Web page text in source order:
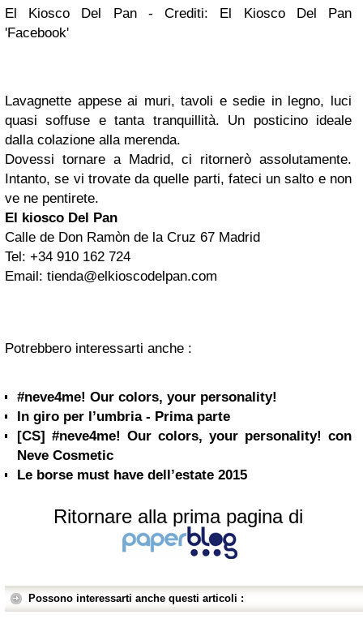
El Kiosco Del Pan - Crediti: El Kiosco Del Pan
'Facebook'
Lavagnette appese ai muri, tavoli e sedie in legno, luci
quasi soffuse e tanta tranquillità. Un posticino ideale
dalla colazione alla merenda.
Dovessi tornare a Madrid, ci ritornerò assolutamente.
Intanto, se vi trovate da quelle parti, fateci un salto e non
ve ne pentirete.
El kiosco Del Pan
Calle de Don Ramòn de la Cruz 67 Madrid
Tel: +34 910 162 724
Email: tienda@elkioscodelpan.com
Potrebbero interessarti anche :
#neve4me! Our colors, your personality!
In giro per l’umbria - Prima parte
[CS] #neve4me! Our colors, your personality! con
Neve Cosmetic
Le borse must have dell’estate 2015
Ritornare alla prima pagina di
Possono interessarti anche questi articoli :